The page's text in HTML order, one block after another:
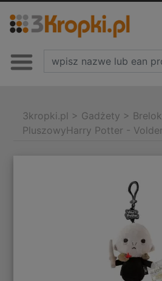
3kropki.pl > Gadżety >
PluszowyHarry Potter -